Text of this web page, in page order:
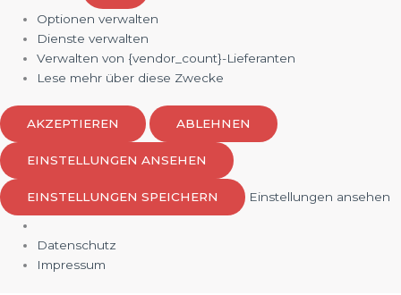
Optionen verwalten
Dienste verwalten
Verwalten von {vendor_count}-Lieferanten
Lese mehr über diese Zwecke
AKZEPTIEREN ABLEHNEN
EINSTELLUNGEN ANSEHEN
EINSTELLUNGEN SPEICHERN Einstellungen ansehen
Datenschutz
Impressum